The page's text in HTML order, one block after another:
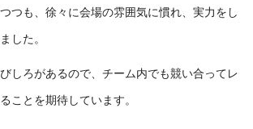
つも、徐々に会場の雰囲気に慣れ、実力をし
した。
しろがあるので、チーム内でも競い合ってレ
ことを期待しています。